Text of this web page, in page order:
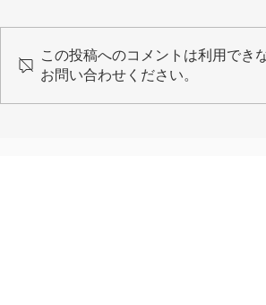
この投稿へのコメントは利用でき
お問い合わせください。